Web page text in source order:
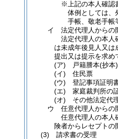
※上記の本人確認
体例としては、
手帳、敬老手帳
イ
法定代理人からの
法定代理人の本人
は未成年後見人又
提出又は提示を求め
(ア)
戸籍謄本(抄本)
(イ)
住民票
(ウ)
登記事項証明
(エ)
家庭裁判所の
(オ)
その他法定代
ウ
任意代理人からの
任意代理人の本人
険者からレセプトの
(3)
請求書の受理